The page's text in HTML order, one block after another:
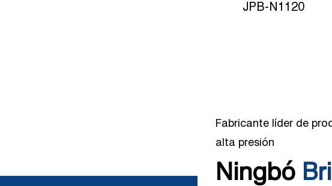
Fabricante líder de
alta presión
Ningbó